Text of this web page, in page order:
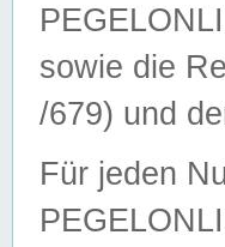
sowie die
/679) und
Für jeden